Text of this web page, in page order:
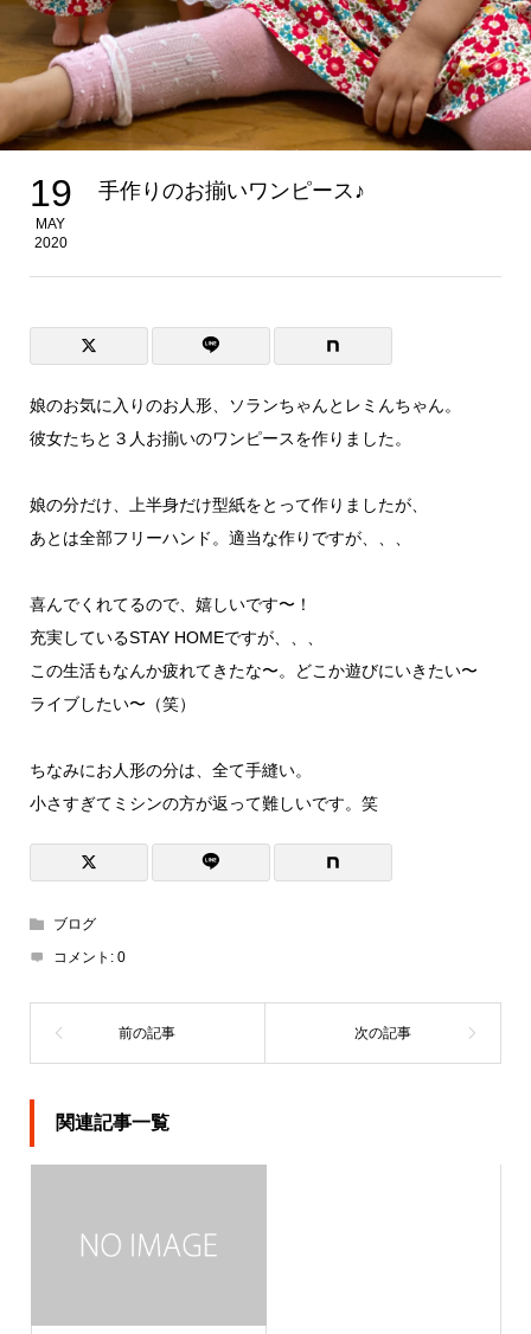
19
MAY
2020
手作りのお揃いワンピース♪
娘のお気に入りのお人形、ソランちゃんとレミんちゃん。
彼女たちと３人お揃いのワンピースを作りました。
娘の分だけ、上半身だけ型紙をとって作りましたが、
あとは全部フリーハンド。適当な作りですが、、、
喜んでくれてるので、嬉しいです〜！
充実しているSTAY HOMEですが、、、
この生活もなんか疲れてきたな〜。どこか遊びにいきたい〜
ライブしたい〜（笑）
ちなみにお人形の分は、全て手縫い。
小さすぎてミシンの方が返って難しいです。笑
ブログ
コメント: 0
関連記事一覧